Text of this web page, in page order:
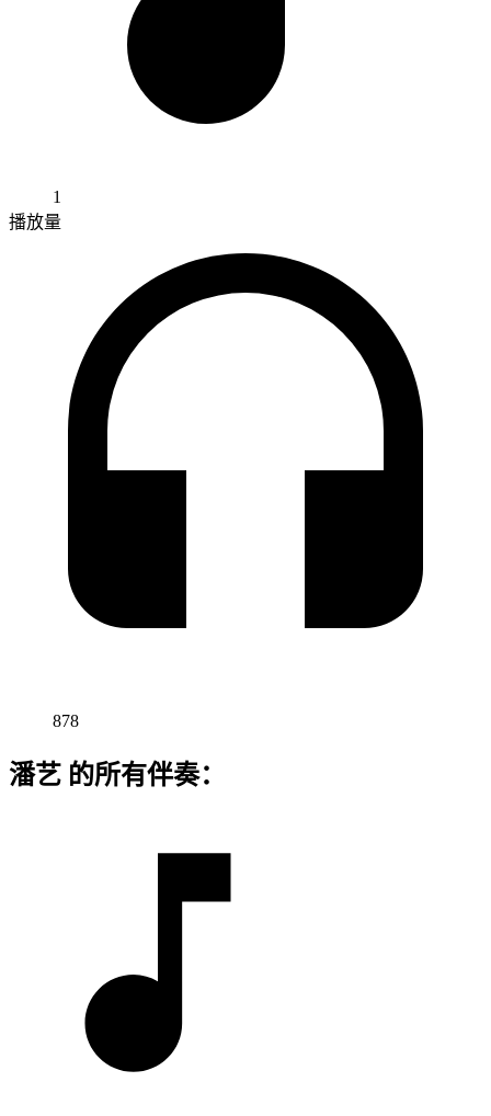
1
播放量
878
潘艺 的所有伴奏：